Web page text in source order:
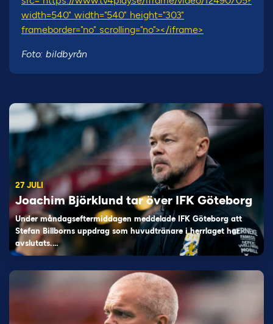
width=540" width="540" height="303"
frameborder="no" scrolling="no"></iframe>
Foto: bildbyrån
27 JULI
Joachim Björklund tar över IFK Göteborg
Under måndagseftermiddagen meddelade IFK Göteborg att
Stefan Billborns uppdrag som huvudtränare i herrlaget har
avslutats.…